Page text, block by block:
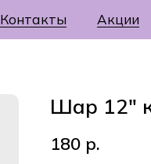
Акции
Контакты
Шар 12"
180 р.